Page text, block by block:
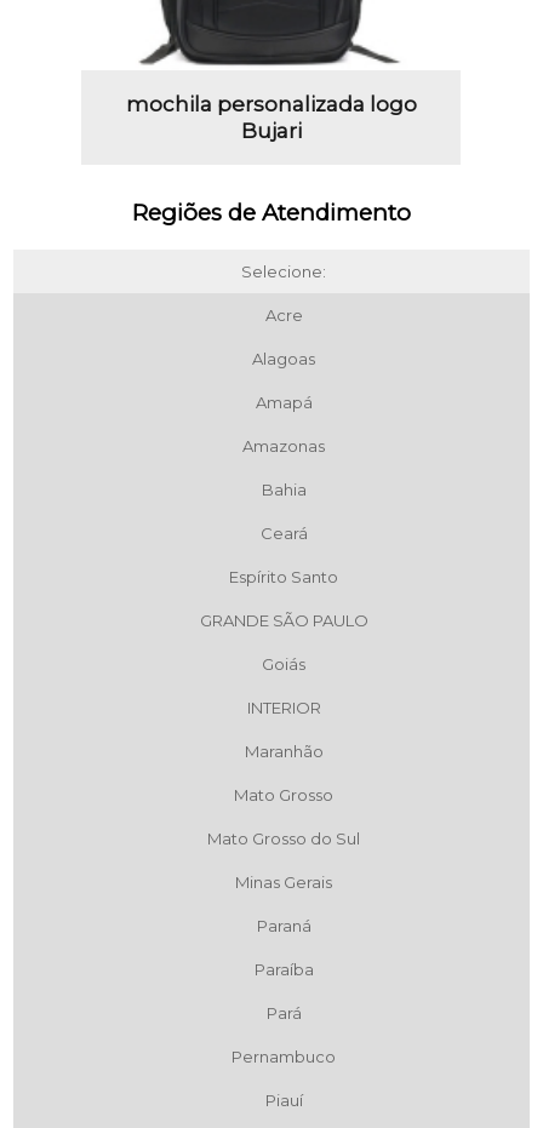
mochila personalizada logo
Bujari
Regiões de Atendimento
Selecione:
Acre
Alagoas
Amapá
Amazonas
Bahia
Ceará
Espírito Santo
GRANDE SÃO PAULO
Goiás
INTERIOR
Maranhão
Mato Grosso
Mato Grosso do Sul
Minas Gerais
Paraná
Paraíba
Pará
Pernambuco
Piauí